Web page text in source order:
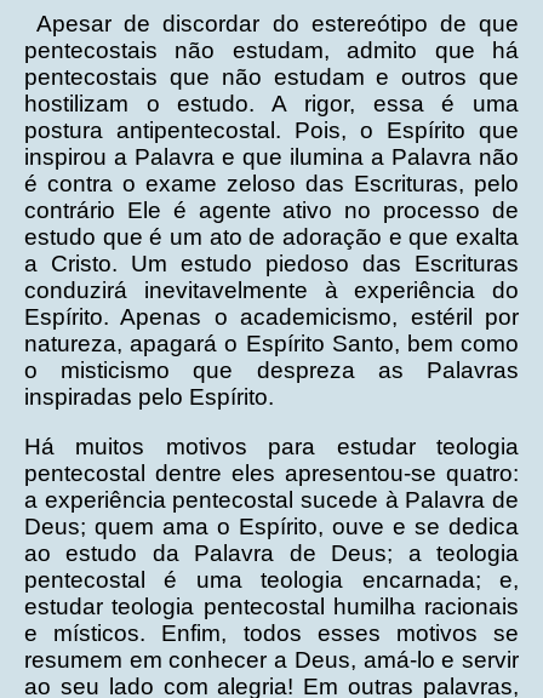
Apesar de discordar do estereótipo de que
pentecostais não estudam, admito que há
pentecostais que não estudam e outros que
hostilizam o estudo. A rigor, essa é uma
postura antipentecostal. Pois, o Espírito que
inspirou a Palavra e que ilumina a Palavra não
é contra o exame zeloso das Escrituras, pelo
contrário Ele é agente ativo no processo de
estudo que é um ato de adoração e que exalta
a Cristo. Um estudo piedoso das Escrituras
conduzirá inevitavelmente à experiência do
Espírito. Apenas o academicismo, estéril por
natureza, apagará o Espírito Santo, bem como
o misticismo que despreza as Palavras
inspiradas pelo Espírito.
Há muitos motivos para estudar teologia
pentecostal dentre eles apresentou-se quatro:
a experiência pentecostal sucede à Palavra de
Deus; quem ama o Espírito, ouve e se dedica
ao estudo da Palavra de Deus; a teologia
pentecostal é uma teologia encarnada; e,
estudar teologia pentecostal humilha racionais
e místicos. Enfim, todos esses motivos se
resumem em conhecer a Deus, amá-lo e servir
ao seu lado com alegria! Em outras palavras,